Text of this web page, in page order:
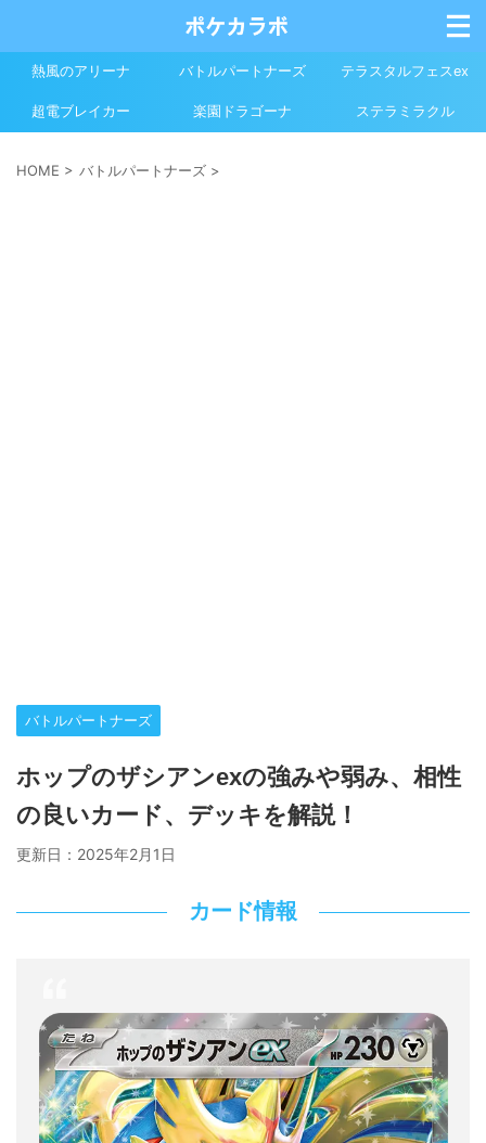
熱風のアリーナ バトルパートナーズ テラスタルフェスex
超電ブレイカー 楽園ドラゴーナ ステラミラクル
HOME > バトルパートナーズ >
バトルパートナーズ
ホップのザシアンexの強みや弱み、相性
の良いカード、デッキを解説！
更新日： 2025年2月1日
カード情報